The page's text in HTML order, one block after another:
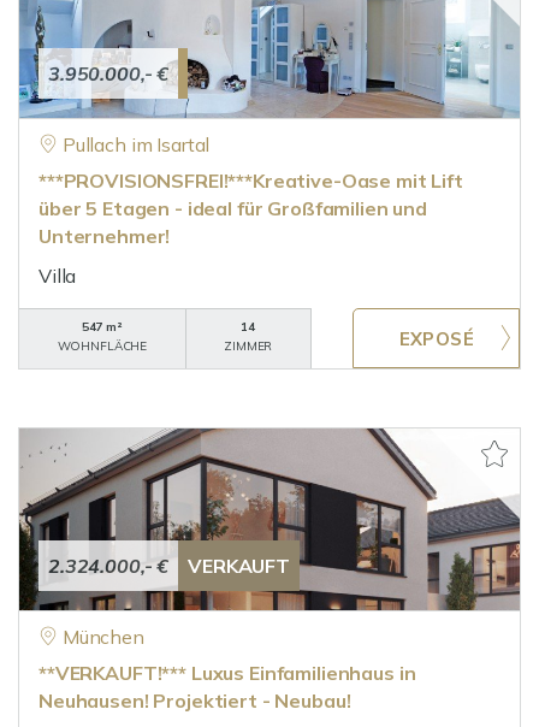
3.950.000,- €
Pullach im Isartal
***PROVISIONSFREI!***Kreative-Oase mit Lift
über 5 Etagen - ideal für Großfamilien und
Unternehmer!
Villa
547 m²
WOHNFLÄCHE
14
ZIMMER
2.324.000,- € VERKAUFT
München
**VERKAUFT!*** Luxus Einfamilienhaus in
Neuhausen! Projektiert - Neubau!